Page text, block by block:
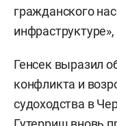
гражданского
Генсек выразил
конфликта и
судоходства в